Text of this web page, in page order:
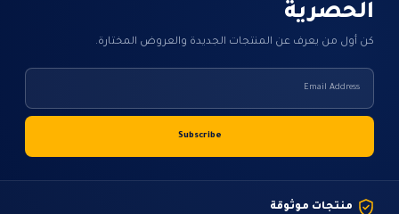
الحصرية
كن أول من يعرف عن المنتجات الجديدة والعروض المختارة.
منتجات موثوقة